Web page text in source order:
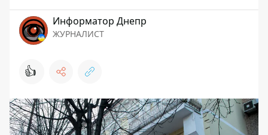
Информатор Днепр
ЖУРНАЛИСТ
👍